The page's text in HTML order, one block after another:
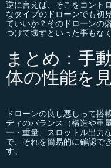
逆に言えば、そこをコント
なタイプのドローンでも初
ていいか？そのドローンの
つけて壊すといった事もな
まとめ：手
体の性能を
ドローンの良し悪しって搭
ディのバランス（構造や重
ー・重量、スロットル出力
で、それを簡易的に確認で
す。